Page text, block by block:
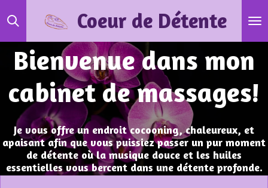
Passer
principal
Coeur de Détente
Bienvenue dans mon
cabinet de massages!
Je vous offre un endroit cocooning, chaleureux, et
apaisant afin que vous puissiez passer un pur moment
de détente où la musique douce et les huiles
essentielles vous bercent dans une détente profonde.